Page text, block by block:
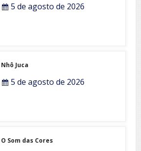
5 de agosto de 2026
Nhô Juca
5 de agosto de 2026
O Som das Cores